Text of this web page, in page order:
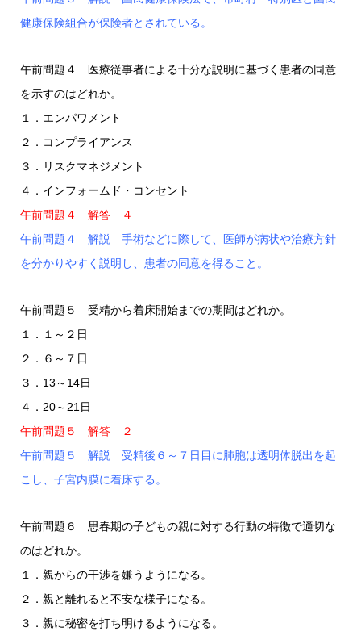
健康保険組合が保険者とされている。
午前問題４ 医療従事者による十分な説明に基づく患者の同意
を示すのはどれか。
１．エンパワメント
２．コンプライアンス
３．リスクマネジメント
４．インフォームド・コンセント
午前問題４ 解答 ４
午前問題４ 解説 手術などに際して、医師が病状や治療方針
を分かりやすく説明し、患者の同意を得ること。
午前問題５ 受精から着床開始までの期間はどれか。
１．１～２日
２．６～７日
３．13～14日
４．20～21日
午前問題５ 解答 ２
午前問題５ 解説 受精後６～７日目に肺胞は透明体脱出を起
こし、子宮内膜に着床する。
午前問題６ 思春期の子どもの親に対する行動の特徴で適切な
のはどれか。
１．親からの干渉を嫌うようになる。
２．親と離れると不安な様子になる。
３．親に秘密を打ち明けるようになる。